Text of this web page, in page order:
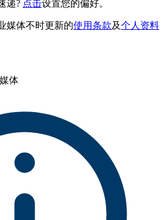
递? 点击设置您的偏好。
媒体不时更新的使用条款及个人资料
体